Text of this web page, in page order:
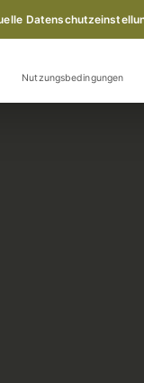
Nutzungsbedingungen